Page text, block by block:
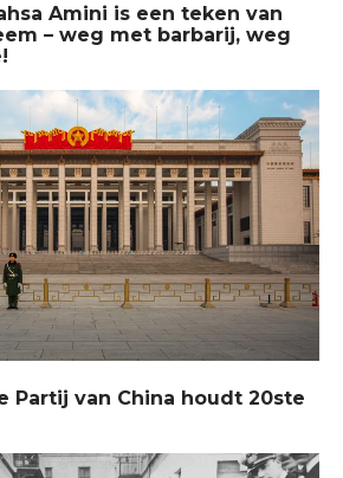
Amini is een teken van
– weg met barbarij, weg
Partij van China houdt 20ste